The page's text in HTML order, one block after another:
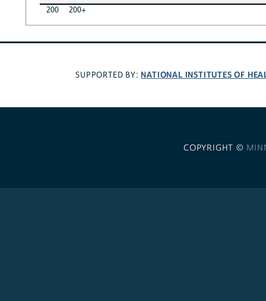
200
200+
SUPPORTED BY: NATIONAL INSTITUTES OF
COPYRIGHT ©